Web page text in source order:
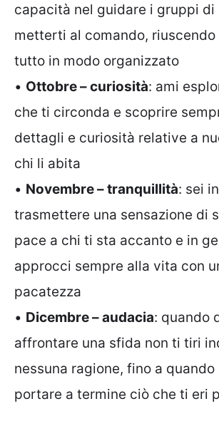
capacità nel guidare i gruppi di
metterti al comando, riuscendo
tutto in modo organizzato
• Ottobre – curiosità: ami
che ti circonda e scoprire
dettagli e curiosità relative a
chi li abita
• Novembre – tranquillità: sei
trasmettere una sensazione di
pace a chi ti sta accanto e in
approcci sempre alla vita con
pacatezza
• Dicembre – audacia: quando
affrontare una sfida non ti tiri
nessuna ragione, fino a quando
portare a termine ciò che ti eri